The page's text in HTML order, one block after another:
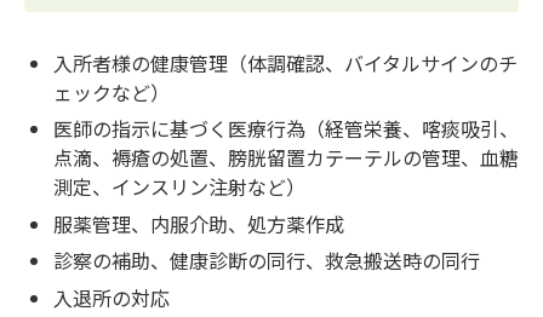
入所者様の健康管理（体調確認、バイタルサインのチ
ェックなど）
医師の指示に基づく医療行為（経管栄養、喀痰吸引、
点滴、褥瘡の処置、膀胱留置カテーテルの管理、血糖
測定、インスリン注射など）
服薬管理、内服介助、処方薬作成
診察の補助、健康診断の同行、救急搬送時の同行
入退所の対応